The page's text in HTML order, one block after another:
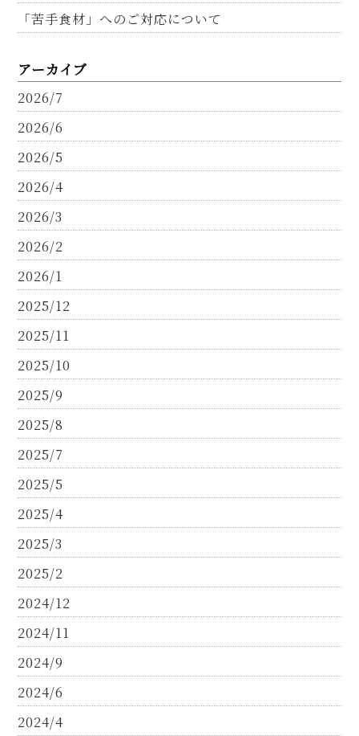
「苦手食材」へのご対応について
アーカイブ
2026/7
2026/6
2026/5
2026/4
2026/3
2026/2
2026/1
2025/12
2025/11
2025/10
2025/9
2025/8
2025/7
2025/5
2025/4
2025/3
2025/2
2024/12
2024/11
2024/9
2024/6
2024/4